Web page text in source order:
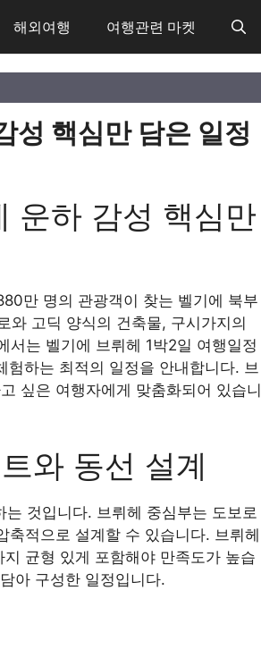
해외여행 여행관련 마켓
성 핵심만 담은 일정
운하 감성 핵심만
만 명의 관광객이 찾는 벨기에 북부
와 고딕 양식의 건축물, 구시가지의
서는 벨기에 브뤼헤 1박2일 여행일정
하는 최적의 일정을 안내합니다. 브
싶은 여행자에게 맞춤화되어 있습니
와 동선 설계
것입니다. 브뤼헤 중심부는 도보로
적으로 설계할 수 있습니다. 브뤼헤
균형 있게 포함해야 만족도가 높습
아 구성한 일정입니다.